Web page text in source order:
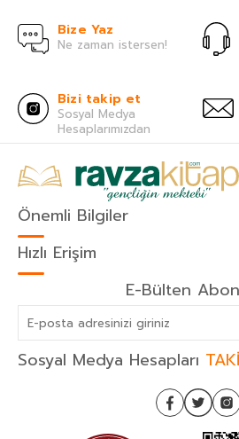
Bize Yaz
Ne zaman istersen!
Bizi takip et
Sosyal Medya
Hesaplarımızdan
Önemli Bilgiler
Hızlı Erişim
E-Bülten
Sosyal Medya Hesapları